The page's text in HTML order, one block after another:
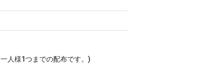
人様1つまでの配布です。)